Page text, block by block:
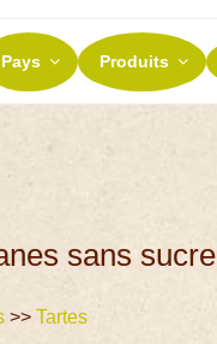
TERROIRS
Pays Produits
sans sucre
>>Tartes